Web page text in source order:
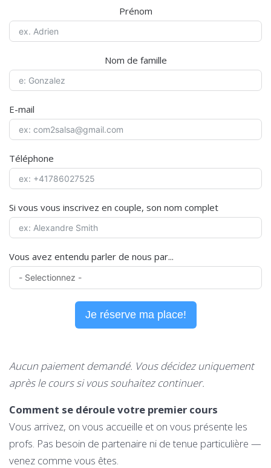
Prénom
Nom de famille
E-mail
Téléphone
Si vous vous inscrivez en couple, son nom complet
Vous avez entendu parler de nous par...
Je réserve ma place!
Aucun paiement demandé. Vous décidez uniquement
après le cours si vous souhaitez continuer.
Comment se déroule votre premier cours
Vous arrivez, on vous accueille et on vous présente les
profs. Pas besoin de partenaire ni de tenue particulière —
venez comme vous êtes.